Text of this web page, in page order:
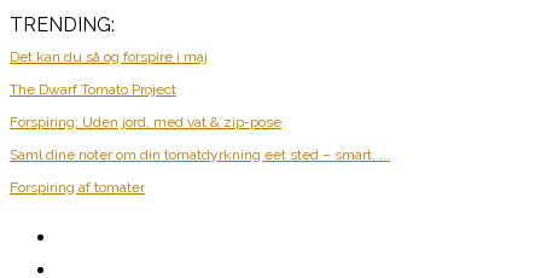
TRENDING:
Det kan du så og forspire i maj
The Dwarf Tomato Project
Forspiring: Uden jord, med vat & zip-pose
Saml dine noter om din tomatdyrkning eet sted – smart, ...
Forspiring af tomater